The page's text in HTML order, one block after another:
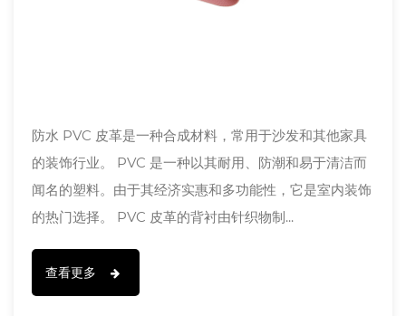
防水 PVC 皮革是一种合成材料，常用于沙发和其他家具
的装饰行业。 PVC 是一种以其耐用、防潮和易于清洁而
闻名的塑料。由于其经济实惠和多功能性，它是室内装饰
的热门选择。 PVC 皮革的背衬由针织物制...
查看更多